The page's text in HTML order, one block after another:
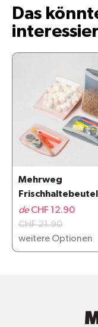
Das
Mehrweg
Frischhaltebeutel
de CHF 12.90
CHF 21.90
weitere Optionen